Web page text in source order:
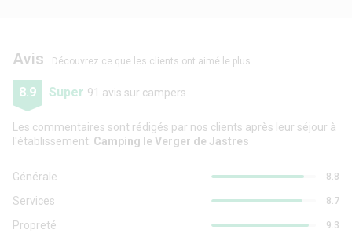
Avis Découvrez ce que les clients ont aimé le plus
8.9 Super 91 avis sur campers
Les commentaires sont rédigés par nos clients après leur séjour à
l'établissement: Camping le Verger de Jastres
Générale 8.8
Services 8.7
Propreté 9.3